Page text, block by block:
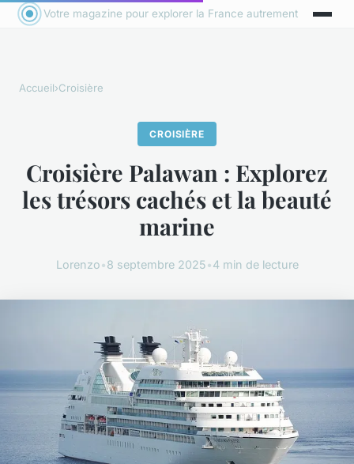
Votre magazine pour explorer la France autrement
Accueil›Croisière
CROISIÈRE
Croisière Palawan : Explorez
les trésors cachés et la beauté
marine
Lorenzo•8 septembre 2025•4 min de lecture